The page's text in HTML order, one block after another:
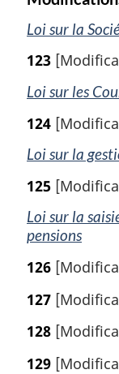
Loi sur la
123
Loi sur les
124
Loi sur la
125
Loi sur la
pensions
126
127
128
129